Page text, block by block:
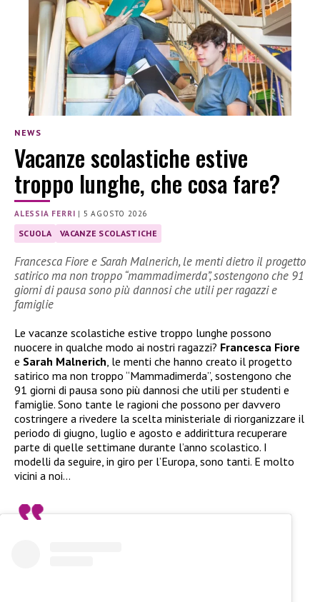
NEWS
Vacanze scolastiche estive
troppo lunghe, che cosa fare?
ALESSIA FERRI | 5 AGOSTO 2026
SCUOLA VACANZE SCOLASTICHE
Francesca Fiore e Sarah Malnerich, le menti dietro il progetto
satirico ma non troppo “mammadimerda”, sostengono che 91
giorni di pausa sono più dannosi che utili per ragazzi e
famiglie
Le vacanze scolastiche estive troppo lunghe possono
nuocere in qualche modo ai nostri ragazzi? Francesca Fiore
e Sarah Malnerich, le menti che hanno creato il progetto
satirico ma non troppo “Mammadimerda”, sostengono che
91 giorni di pausa sono più dannosi che utili per studenti e
famiglie. Sono tante le ragioni che possono per davvero
costringere a rivedere la scelta ministeriale di riorganizzare il
periodo di giugno, luglio e agosto e addirittura recuperare
parte di quelle settimane durante l’anno scolastico. I
modelli da seguire, in giro per l’Europa, sono tanti. E molto
vicini a noi…